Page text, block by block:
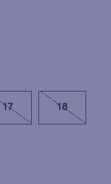
17 18